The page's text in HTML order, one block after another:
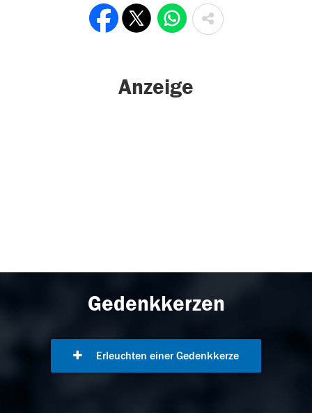
Anzeige
Gedenkkerzen
Erleuchten einer Gedenkkerze